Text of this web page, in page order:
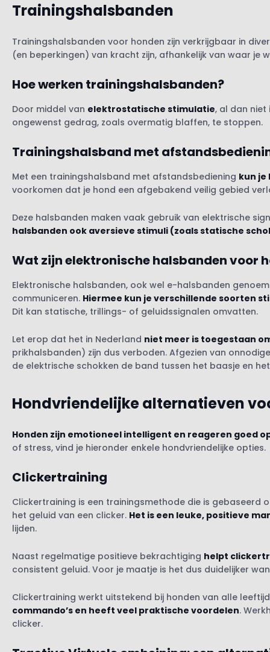
Trainingshalsbanden
Trainingshalsbanden voor honden zijn verkrijgbaar in
(en beperkingen) van kracht zijn, afhankelijk van waar je
Hoe werken trainingshalsbanden?
Door middel van elektrostatische stimulatie, al dan
ongewenst gedrag, zoals overmatig blaffen, te stoppen.
Trainingshalsband met
Met een trainingshalsband met afstandsbediening kun je
voorkomen dat je hond een afgebakend veilig gebied
Deze halsbanden maken vaak gebruik van elektrische
halsbanden ook aversieve stimuli (zoals statische
Wat zijn elektronische halsbanden voor
Elektronische halsbanden, ook wel e-halsbanden
communiceren. Hiermee kun je verschillende soorten
Dit kan statische, trillings- of geluidssignalen omvatten.
Let erop dat het in Nederland niet meer is toegestaan
prikhalsbanden) zijn dus verboden. Afgezien van
de elektrische schokken de band tussen het baasje en
Hondvriendelijke alternatieven
Honden zijn emotioneel intelligent en reageren goed
of stress, vind je hieronder enkele hondvriendelijke opties.
Clickertraining
Clickertraining is een trainingsmethode die is gebaseerd
het geluid van een clicker. Het is een leuke, positieve
lijden.
Naast regelmatige positieve bekrachtiging helpt
consistent geluid. Voor je maatje is het dus duidelijker
Clickertraining werkt uitstekend bij honden van alle
commando’s en heeft veel praktische voordelen.
clicker.